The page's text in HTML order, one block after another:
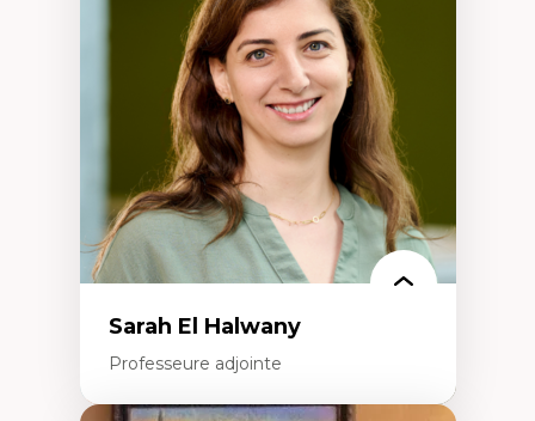
Décolonisation et autochtonisation de la
formation à l’enseignement
Littératie et didactique du français
Éducation inclusive
Formation à l’enseignement en contexte
francophone minoritaire
Identité linguistique et culturelle
Recherche-action et approches
participatives
Leadership éducatif et pratiques réflexives
Éducation durable et bien-être en
enseignement
Sarah El Halwany
Professeure adjointe